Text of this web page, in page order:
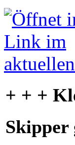
+ + +
Skipper